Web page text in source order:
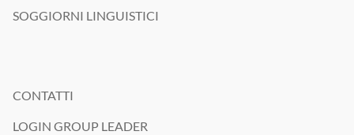
SOGGIORNI LINGUISTICI
CONTATTI
LOGIN GROUP LEADER